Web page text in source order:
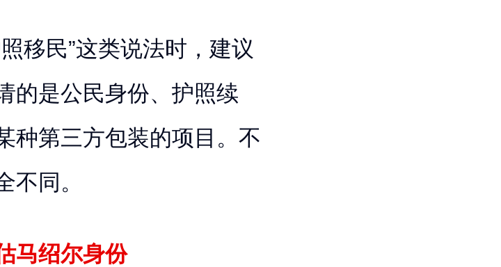
移民”这类说法时，建议
的是公民身份、护照续
种第三方包装的项目。不
不同。
马绍尔身份